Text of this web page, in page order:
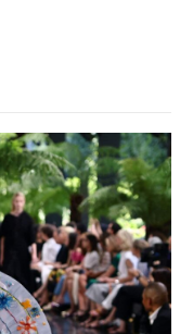
na Šumavu.